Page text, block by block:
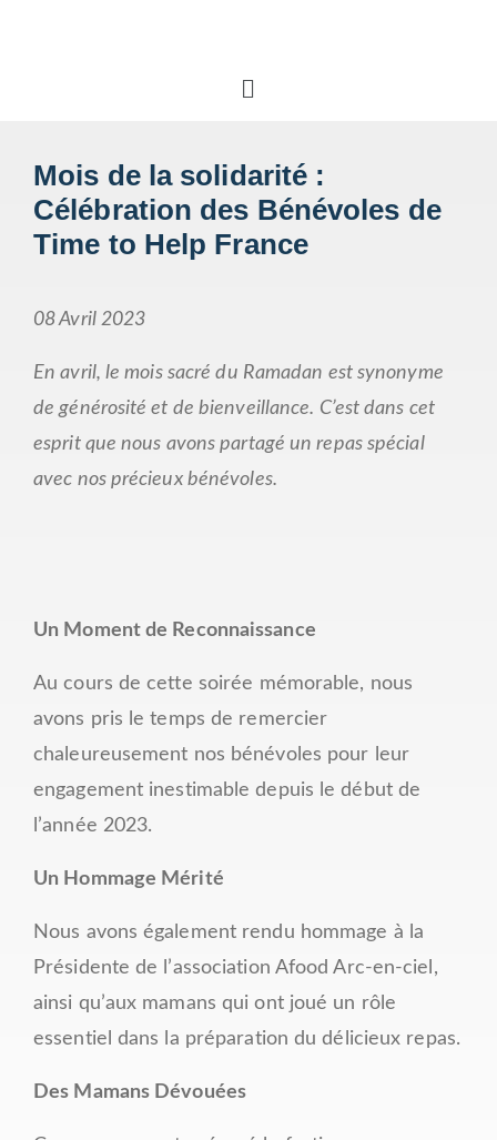
Mois de la solidarité :
Célébration des Bénévoles de
Time to Help France
08 Avril 2023
En avril, le mois sacré du Ramadan est synonyme
de générosité et de bienveillance. C’est dans cet
esprit que nous avons partagé un repas spécial
avec nos précieux bénévoles.
Un Moment de Reconnaissance
Au cours de cette soirée mémorable, nous
avons pris le temps de remercier
chaleureusement nos bénévoles pour leur
engagement inestimable depuis le début de
l’année 2023.
Un Hommage Mérité
Nous avons également rendu hommage à la
Présidente de l’association Afood Arc-en-ciel,
ainsi qu’aux mamans qui ont joué un rôle
essentiel dans la préparation du délicieux repas.
Des Mamans Dévouées